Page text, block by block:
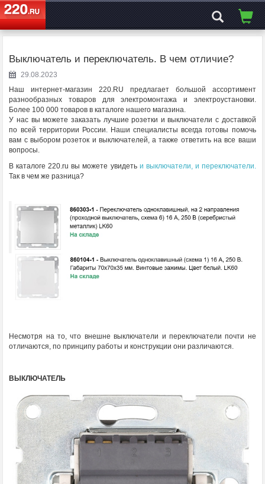
ЭЛЕКТРОСАЙТ№1
Выключатель и переключатель. В чем отличие?
29.08.2023
Наш интернет-магазин 220.RU предлагает большой ассортимент
разнообразных товаров для электромонтажа и электроустановки.
Более 100 000 товаров в каталоге нашего магазина.
У нас вы можете заказать лучшие розетки и выключатели с доставкой
по всей территории России. Наши специалисты всегда готовы помочь
вам с выбором розеток и выключателей, а также ответить на все ваши
вопросы.
В каталоге 220.ru вы можете увидеть и выключатели, и переключатели.
Так в чем же разница?
Несмотря на то, что внешне выключатели и переключатели почти не
отличаются, по принципу работы и конструкции они различаются.
ВЫКЛЮЧАТЕЛЬ